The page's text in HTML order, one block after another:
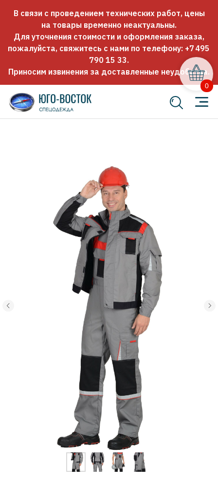
В связи с проведением технических работ, цены
на товары временно неактуальны.
Для уточнения стоимости и оформления заказа,
пожалуйста, свяжитесь с нами по телефону: +7 495
790 15 33.
Приносим извинения за доставленные неудобства.
0